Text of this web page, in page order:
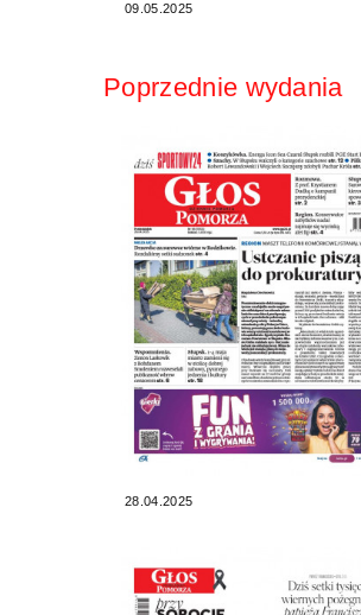
09.05.2025
Poprzednie wydania
28.04.2025